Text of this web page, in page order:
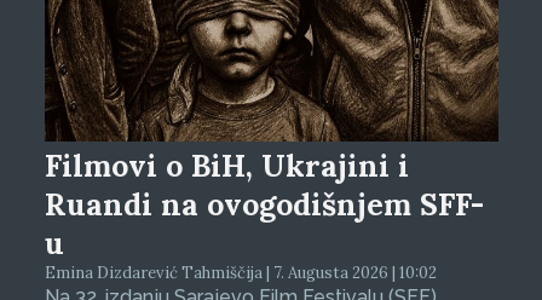
Filmovi o BiH, Ukrajini i
Ruandi na ovogodišnjem SFF-
u
Emina Dizdarević Tahmiščija | 7. Augusta 2026 | 10:02